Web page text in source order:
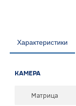
Характеристики
КАМЕРА
Матрица